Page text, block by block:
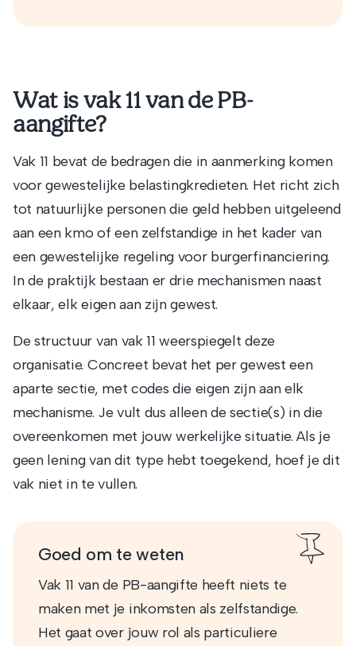
Wat is vak 11 van de PB-
aangifte?
Vak 11 bevat de bedragen die in aanmerking komen
voor gewestelijke belastingkredieten. Het richt zich
tot natuurlijke personen die geld hebben uitgeleend
aan een kmo of een zelfstandige in het kader van
een gewestelijke regeling voor burgerfinanciering.
In de praktijk bestaan er drie mechanismen naast
elkaar, elk eigen aan zijn gewest.
De structuur van vak 11 weerspiegelt deze
organisatie. Concreet bevat het per gewest een
aparte sectie, met codes die eigen zijn aan elk
mechanisme. Je vult dus alleen de sectie(s) in die
overeenkomen met jouw werkelijke situatie. Als je
geen lening van dit type hebt toegekend, hoef je dit
vak niet in te vullen.
Goed om te weten
Vak 11 van de PB-aangifte heeft niets te
maken met je inkomsten als zelfstandige.
Het gaat over jouw rol als particuliere